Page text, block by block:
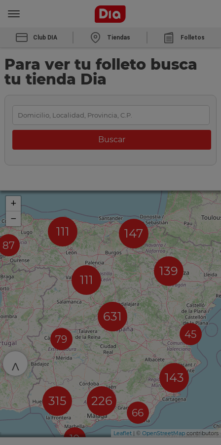
Club DIA Tiendas Folletos
Para ver tu folleto busca
tu tienda Dia
87
111 147
111
79
631
10
226
315
139
66
45
143
+
−
Leaflet | © OpenStreetMap contributors
^